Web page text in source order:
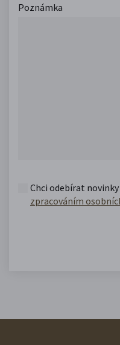
Poznámka
Chci odebírat
zpracováním